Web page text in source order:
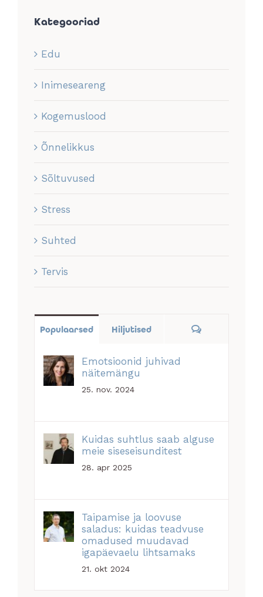
Kategooriad
Edu
Inimeseareng
Kogemuslood
Õnnelikkus
Sõltuvused
Stress
Suhted
Tervis
Populaarsed Hiljutised Comments
Emotsioonid juhivad
näitemängu
25. nov. 2024
Kuidas suhtlus saab alguse
meie siseseisunditest
28. apr 2025
Taipamise ja loovuse
saladus: kuidas teadvuse
omadused muudavad
igapäevaelu lihtsamaks
21. okt 2024